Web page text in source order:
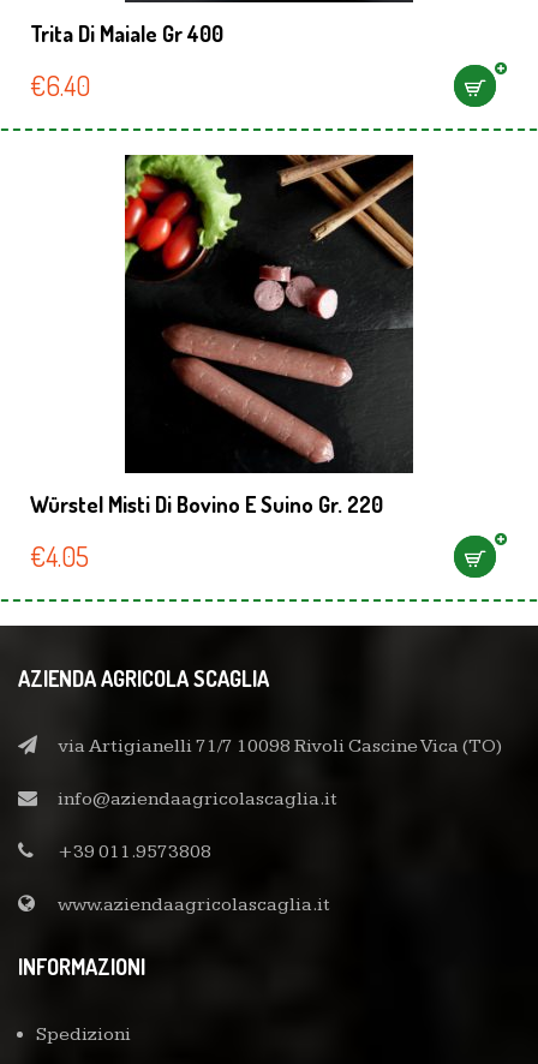
Trita Di Maiale Gr 400
€6.40
Würstel Misti Di Bovino E Suino Gr. 220
€4.05
AZIENDA AGRICOLA SCAGLIA
via Artigianelli 71/7 10098 Rivoli Cascine Vica (TO)
info@aziendaagricolascaglia.it
+39 011.9573808
www.aziendaagricolascaglia.it
INFORMAZIONI
Spedizioni